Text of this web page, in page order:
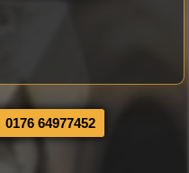
0176 64977452